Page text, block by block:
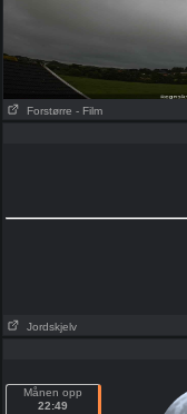
Forstørre- Film
Jordskjelv
Månen opp
22:49